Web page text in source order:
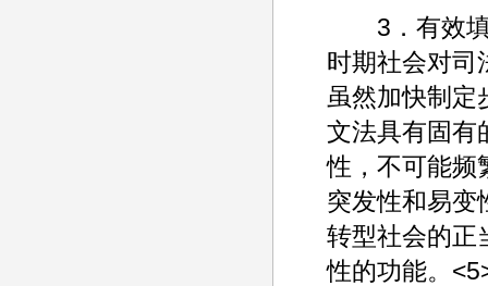
3．有效填
时期社会对司
虽然加快制定
文法具有固有
性，不可能频
突发性和易变
转型社会的正
性的功能。